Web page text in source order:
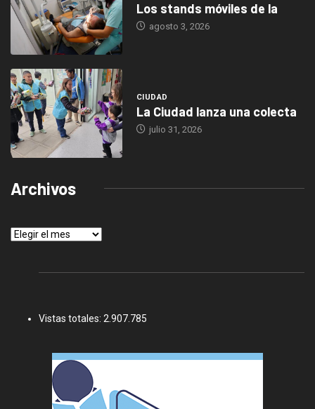
Los stands móviles de la
agosto 3, 2026
CIUDAD
La Ciudad lanza una colecta
julio 31, 2026
Archivos
Archivos
Vistas totales: 2.907.785